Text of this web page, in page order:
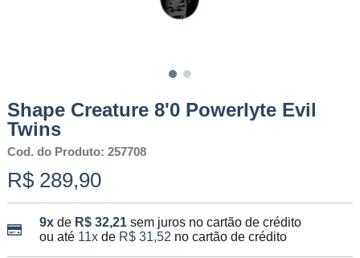
Shape Creature 8'0 Powerlyte Evil
Twins
Cod. do Produto: 257708
R$ 289,90
9xde R$ 32,21 sem juros no cartão de crédito
ou até 11xde R$ 31,52 no cartão de crédito